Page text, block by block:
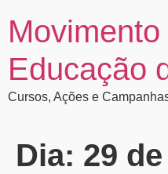
Movimento
Educação
Cursos, Ações e
Dia: 29